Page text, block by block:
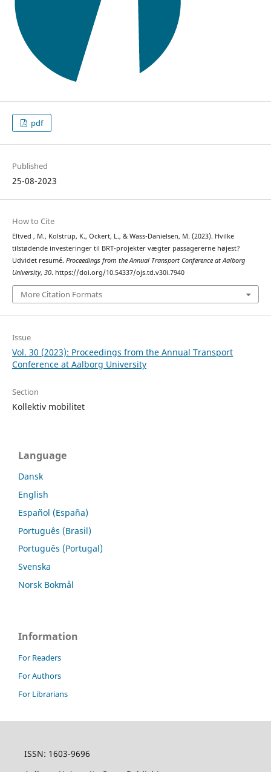
pdf
Published
25-08-2023
How to Cite
Eltved , M., Kolstrup, K., Ockert, L., & Wass-Danielsen, M. (2023). Hvilke
tilstødende investeringer til BRT-projekter vægter passagererne højest?
Udvidet resumé. Proceedings from the Annual Transport Conference at Aalborg
University, 30. https://doi.org/10.54337/ojs.td.v30i.7940
More Citation Formats
Issue
Vol. 30 (2023): Proceedings from the Annual Transport
Conference at Aalborg University
Section
Kollektiv mobilitet
Language
Dansk
English
Español (España)
Português (Brasil)
Português (Portugal)
Svenska
Norsk Bokmål
Information
For Readers
For Authors
For Librarians
ISSN: 1603-9696